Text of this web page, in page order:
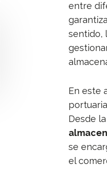
entre
sentido,
En este
Desde la
se
el